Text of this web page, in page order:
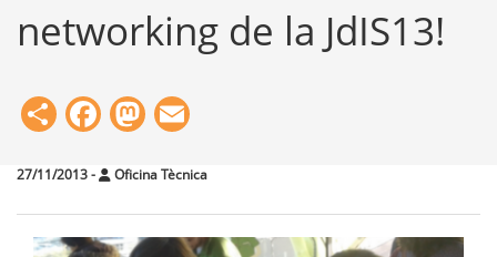
Tools
networking de la JdIS13!
ShareFacebook
Mastodon
27/11/2013- Oficina Tècnica